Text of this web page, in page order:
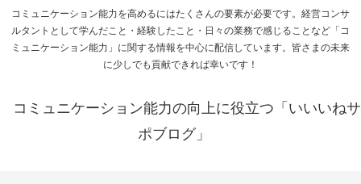
コミュニケーション能力を高めるにはたくさんの要素が必要です。経営コンサ
ルタントとして学んだこと・経験したこと・日々の業務で感じることなど「コ
ミュニケーション能力」に関する情報を中心に配信しています。皆さまの未来
に少しでも貢献できれば幸いです！
コミュニケーション能力の向上に役立つ「いいいねサ
ポブログ」